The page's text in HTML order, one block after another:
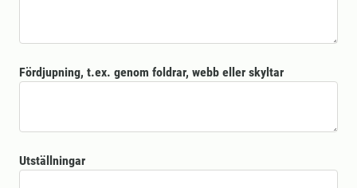
Fördjupning, t.ex. genom foldrar, webb eller skyltar
Utställningar